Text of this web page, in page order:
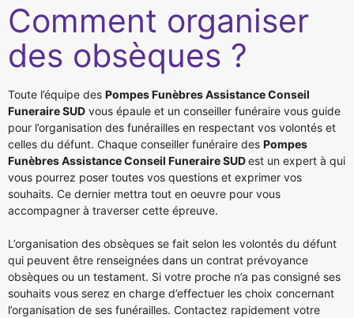
Comment organiser
des obsèques ?
Toute l’équipe des Pompes Funèbres Assistance Conseil
Funeraire SUD vous épaule et un conseiller funéraire vous guide
pour l’organisation des funérailles en respectant vos volontés et
celles du défunt. Chaque conseiller funéraire des Pompes
Funèbres Assistance Conseil Funeraire SUDest un expert à qui
vous pourrez poser toutes vos questions et exprimer vos
souhaits. Ce dernier mettra tout en oeuvre pour vous
accompagner à traverser cette épreuve.
L’organisation des obsèques se fait selon les volontés du défunt
qui peuvent être renseignées dans un contrat prévoyance
obsèques ou un testament. Si votre proche n’a pas consigné ses
souhaits vous serez en charge d’effectuer les choix concernant
l’organisation de ses funérailles. Contactez rapidement votre